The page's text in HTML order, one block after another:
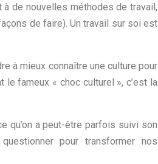
de nouvelles méthodes de travail,
de faire). Un travail sur soi est
à mieux connaître une culture pour
fameux « choc culturel », c’est la
qu’on a peut-être parfois suivi son
pour transformer nos